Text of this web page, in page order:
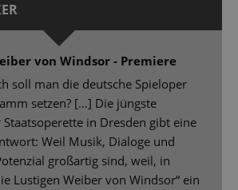
von Windsor - Premiere
soll man die deutsche Spieloper
setzen? […] Die jüngste
in Dresden gibt eine
Weil Musik, Dialoge und
großartig sind, weil, in
Lustigen Weiber von Windsor“ ein